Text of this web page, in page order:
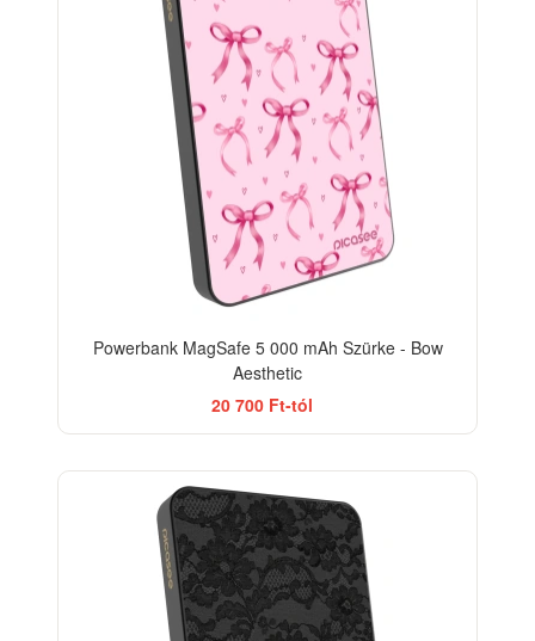
Powerbank MagSafe 5 000 mAh Szürke - Bow
Aesthetic
20 700 Ft-tól